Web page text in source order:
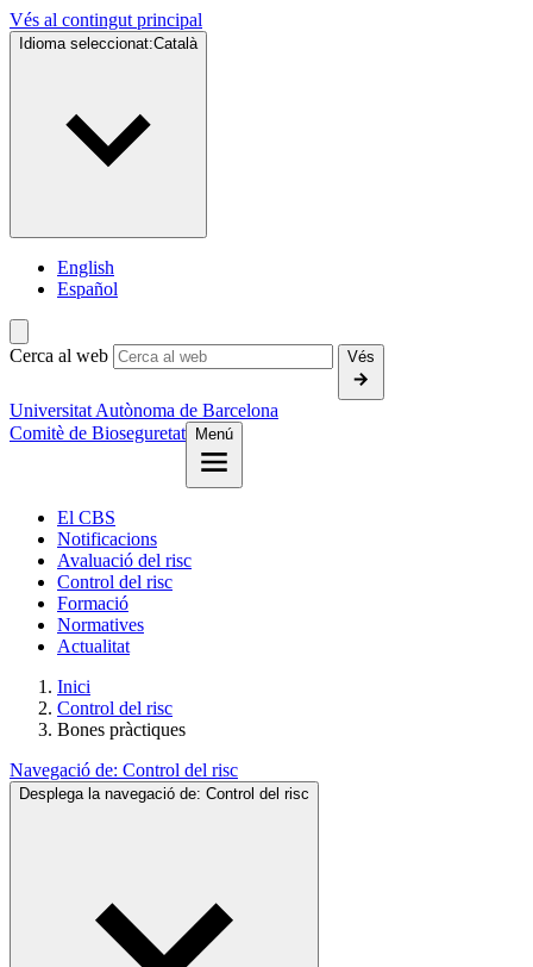
Vés al contingut principal
Idioma seleccionat:Català
English
Español
Cerca al web Vés
Universitat Autònoma de Barcelona
Comitè de Bioseguretat
Menú
El CBS
Notificacions
Avaluació del risc
Control del risc
Formació
Normatives
Actualitat
Inici
Control del risc
Bones pràctiques
Navegació de: Control del risc
Desplega la navegació de: Control del risc